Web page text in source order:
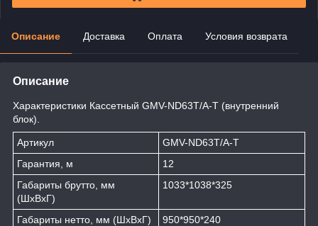
Описание Доставка Оплата Условия возврата
Описание
Характеристики Кассетный GMV-ND63T/A-T (внутренний
блок).
Артикул
GMV-ND63T/A-T
Гарантия, м
12
Габариты брутто, мм
(ШxВxГ)
1033*1038*325
Габариты нетто, мм (ШxВxГ)
950*950*240